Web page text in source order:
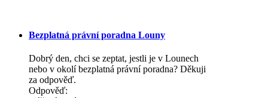
Bezplatná právní poradna Louny
Dobrý den, chci se zeptat, jestli je v Lounech
nebo v okolí bezplatná právní poradna? Děkuji
za odpověď.
Odpověď: